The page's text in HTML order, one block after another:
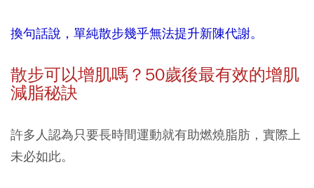
換句話說，單純散步幾乎無法提升新陳代謝。
散步可以增肌嗎？50歲後最有效的增肌
減脂秘訣
許多人認為只要長時間運動就有助燃燒脂肪，實際上
未必如此。